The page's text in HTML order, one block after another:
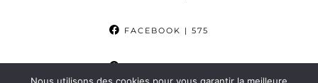
FACEBOOK | 575
PINTEREST| 862